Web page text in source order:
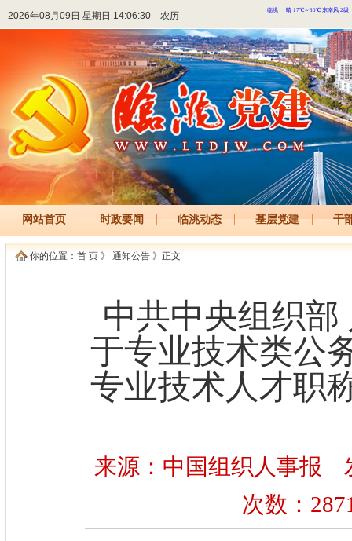
2026年08月09日 星期日 14:06:30 农历
网站首页 时政要闻 临洮动态 基层党建 干
你的位置： 首 页 》 通知公告 》正文
中共中央组织
于专业技术类公
专业技术人才职
来源：中国组织人事报
次数：